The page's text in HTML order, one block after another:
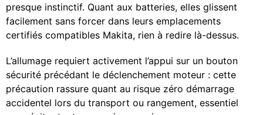
presque instinctif. Quant aux batteries, elles glissent
facilement sans forcer dans leurs emplacements
certifiés compatibles Makita, rien à redire là-dessus.
L’allumage requiert activement l’appui sur un bouton
sécurité précédant le déclenchement moteur : cette
précaution rassure quant au risque zéro démarrage
accidentel lors du transport ou rangement, essentiel